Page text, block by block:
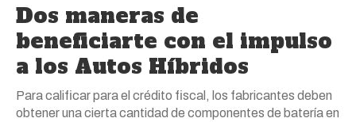
Dos maneras de
beneficiarte con el impulso
a los Autos Híbridos
Para calificar para el crédito fiscal, los fabricantes deben
obtener una cierta cantidad de componentes de batería en